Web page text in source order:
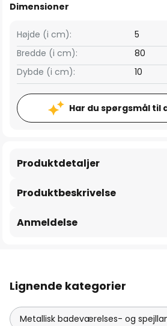
Dimensioner
Bredde (i cm): 80
Højde (i cm): 5
Dybde (i cm): 10
Har du spørgsmål til
Produktbeskrivelse
Produktdetaljer
Anmeldelse
Lignende kategorier
Metallisk badeværelses- og